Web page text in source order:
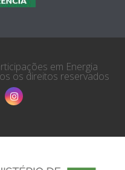
em Energia
os direitos reservados